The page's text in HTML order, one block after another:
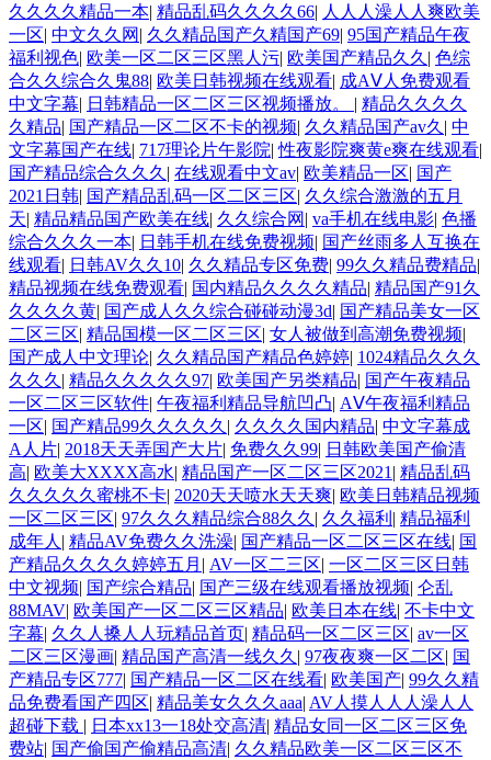
久久久久精品一本| 精品乱码久久久久66| 人人人澡人人爽欧美
一区| 中文久久网 | 久久精品国产久精国产69| 95国产精品午夜
福利视色| 欧美一区二区三区黑人污| 欧美国产精品久久 | 色综
合久久综合久鬼88| 欧美日韩视频在线观看| 成AⅤ人免费观看
中文字幕| 日韩精品一区二区三区视频播放。 | 精品久久久久
久精品| 国产精品一区二区不卡的视频| 久久精品国产av久 | 中
文字幕国产在线| 717理论片午影院|性夜影院爽黄e爽在线观看|
国产精品综合久久久 | 在线观看中文av| 欧美精品一区| 国产
2021日韩| 国产精品乱码一区二区三区| 久久综合激激的五月
天| 精品精品国产欧美在线| 久久综合网 | va手机在线电影| 色播
综合久久久一本| 日韩手机在线免费视频| 国产丝雨多人互换在
线观看| 日韩AV久久10| 久久精品专区免费| 99久久精品费精品|
精品视频在线免费观看| 国内精品久久久久精品| 精品国产91久
久久久久黄| 国产成人久久综合碰碰动漫3d| 国产精品美女一区
二区三区| 精品国模一区二区三区| 女人被做到高潮免费视频|
国产成人中文理论| 久久精品国产精品色婷婷| 1024精品久久久
久久久 | 精品久久久久久97| 欧美国产另类精品| 国产午夜精品
一区二区三区软件| 午夜福利精品导航凹凸| AⅤ午夜福利精品
一区| 国产精品99久久久久久 | 久久久久国内精品| 中文字幕成
A人片| 2018天天弄国产大片| 免费久久99| 日韩欧美国产偷清
高| 欧美大XXXX高水| 精品国产一区二区三区2021 | 精品乱码
久久久久久蜜桃不卡| 2020天天喷水天天爽| 欧美日韩精品视频
一区二区三区| 97久久久精品综合88久久 | 久久福利 | 精品福利
成年人 | 精品AV免费久久洗澡| 国产精品一区二区三区在线| 国
产精品久久久久婷婷五月 | AV一区二三区| 一区二区三区日韩
中文视频| 国产综合精品| 国产三级在线观看播放视频| 仑乱
88MAV| 欧美国产一区二区三区精品| 欧美日本在线| 不卡中文
字幕| 久久人搡人人玩精品首页| 精品码一区二区三区| av一区
二区三区漫画| 精品国产高清一线久久 | 97夜夜爽一区二区| 国
产精品专区777| 国产精品一区二区在线看| 欧美国产| 99久久精
品免费看国产四区| 精品美女久久久aaa| AV人摸人人人澡人人
超碰下载 | 日本xx13一18处交高清| 精品女同一区二区三区免
费站| 国产偷国产偷精品高清| 久久精品欧美一区二区三区不